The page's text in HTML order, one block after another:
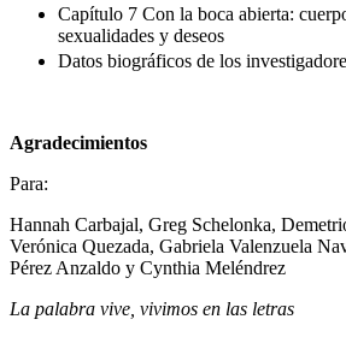
Capítulo 7 Con la boca abierta:
sexualidades y deseos
Datos biográficos de los
Agradecimientos
Para:
Hannah Carbajal, Greg Schelonka,
Verónica Quezada, Gabriela Valenzuela
Pérez Anzaldo y Cynthia Meléndrez
La palabra vive, vivimos en las letras